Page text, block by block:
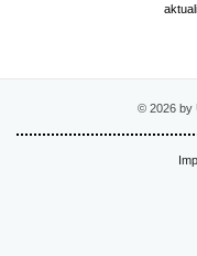
© 2026 by